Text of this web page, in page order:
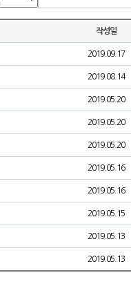
작성일
2019.09.17
2019.08.14
2019.05.20
2019.05.20
2019.05.20
2019.05.16
2019.05.16
2019.05.15
2019.05.13
2019.05.13